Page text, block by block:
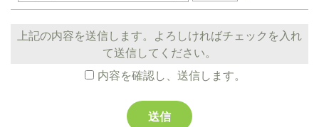
上記の内容を送信します。よろしければチェックを入れ
て送信してください。
内容を確認し、送信します。